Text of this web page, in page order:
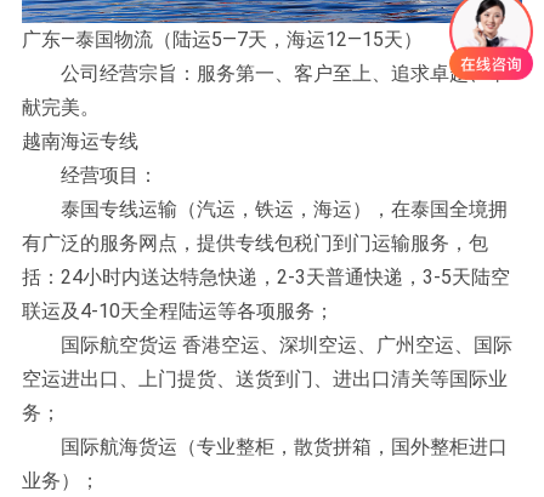
广东—泰国物流（陆运5—7天，海运12—15天）
公司经营宗旨：服务第一、客户至上、追求卓越、奉
献完美。
越南海运专线
经营项目：
泰国专线运输（汽运，铁运，海运），在泰国全境拥
有广泛的服务网点，提供专线包税门到门运输服务，包
括：24小时内送达特急快递，2-3天普通快递，3-5天陆空
联运及4-10天全程陆运等各项服务；
国际航空货运 香港空运、深圳空运、广州空运、国际
空运进出口、上门提货、送货到门、进出口清关等国际业
务；
国际航海货运（专业整柜，散货拼箱，国外整柜进口
业务）；